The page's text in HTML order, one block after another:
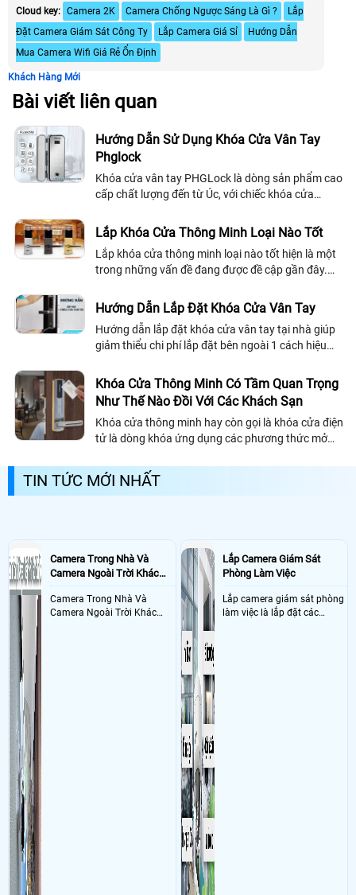
Cloud key: Camera 2K Camera Chống Ngược Sáng Là Gì ?
Lắp
Đặt Camera Giám Sát Công Ty
Lắp Camera Giá Sỉ
Hướng Dẫn
Mua Camera Wifi Giá Rẻ Ổn Định
Khách Hàng Mới
Bài viết liên quan
Hướng Dẫn Sử Dụng Khóa Cửa Vân Tay
Phglock
Khóa cửa vân tay PHGLock là dòng sản phẩm cao
cấp chất lượng đến từ Úc, với chiếc khóa cửa
bạn một cách dễ dàng. Sau đây là hướng dẫn sử
dụng khóa cửa vân tay PHGLock bạn có thể tham
khảo nhé!
Lắp Khóa Cửa Thông Minh Loại Nào Tốt
Lắp khóa cửa thông minh loại nào tốt hiện là một
trong những vấn đề đang được đề cập gần đây.
ngày càng lớn thu hút không ít khách hàng quan
Hướng Dẫn Lắp Đặt Khóa Cửa Vân Tay
Hướng dẫn lắp đặt khóa cửa vân tay tại nhà giúp
giảm thiểu chi phí lắp đặt bên ngoài 1 cách hiệu
người dùng hiện nay.
Khóa Cửa Thông Minh Có Tầm Quan Trọng
Như Thế Nào Đồi Với Các Khách Sạn
Khóa cửa thông minh hay còn gọi là khóa cửa điện
tử là dòng khóa ứng dụng các phương thức mở
mã số,khóa cửa thẻ từ,khóa cửa nhận...
TIN TỨC MỚI NHẤT
Camera Trong Nhà Và
Camera Ngoài Trời Khác
Nhau Như Thế Nào
Camera Trong Nhà Và
Camera Ngoài Trời Khác
Lắp Camera Giám Sát
Phòng Làm Việc
Lắp camera giám sát phòng
làm việc là lắp đặt các